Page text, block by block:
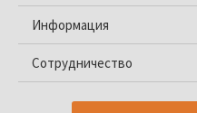
Информация
Сотрудничество